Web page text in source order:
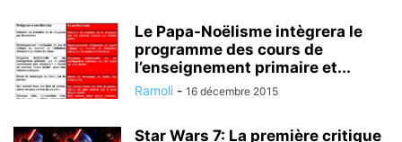
Le Papa-Noëlisme intègrera le
programme des cours de
l’enseignement primaire et...
Ramoli - 16 décembre 2015
Star Wars 7: La première critique